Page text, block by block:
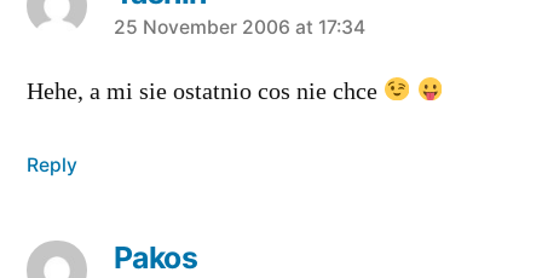
says:
25 November 2006 at 17:34
Hehe, a mi sie ostatnio cos nie chce
Reply
Pakos